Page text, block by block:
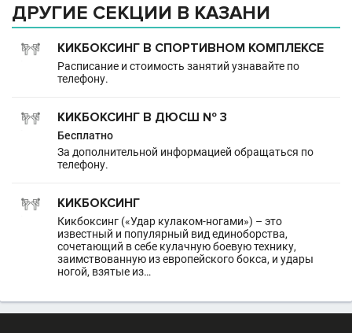
ДРУГИЕ СЕКЦИИ В КАЗАНИ
КИКБОКСИНГ В СПОРТИВНОМ КОМПЛЕКСЕ
Расписание и стоимость занятий узнавайте по
телефону.
КИКБОКСИНГ В ДЮСШ № 3
Бесплатно
За дополнительной информацией обращаться по
телефону.
КИКБОКСИНГ
Кикбоксинг («Удар кулаком-ногами») – это
известный и популярный вид единоборства,
сочетающий в себе кулачную боевую технику,
заимствованную из европейского бокса, и удары
ногой, взятые из…